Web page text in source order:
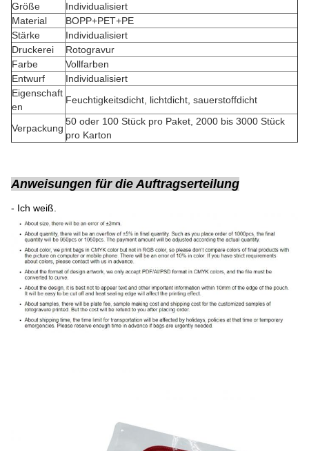
Größe
Individualisiert
Material
BOPP+PET+PE
Stärke
Individualisiert
Druckerei
Rotogravur
Farbe
Vollfarben
Entwurf
Individualisiert
Eigenschaft
en
Feuchtigkeitsdicht, lichtdicht, sauerstoffdicht
Verpackung
50 oder 100 Stück pro Paket, 2000 bis 3000 Stück
pro Karton
Anweisungen für die Auftragserteilung
- Ich weiß.